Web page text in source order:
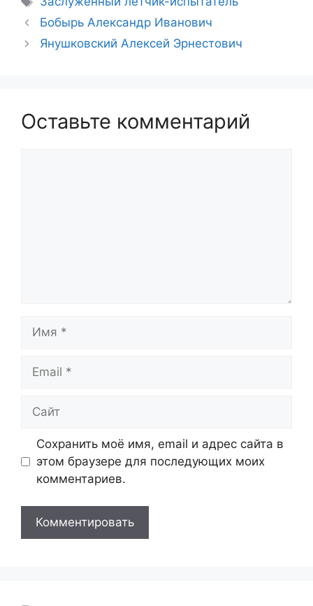
Бобырь Александр Иванович
Янушковский Алексей Эрнестович
Оставьте комментарий
Имя
Email
Сайт
Сохранить моё имя, email и адрес сайта в
этом браузере для последующих моих
комментариев.